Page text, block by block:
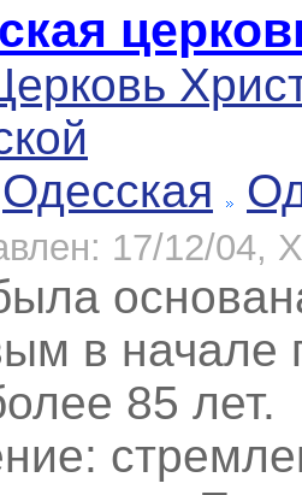
Одесская
17/12/04,
в начале
85 лет.